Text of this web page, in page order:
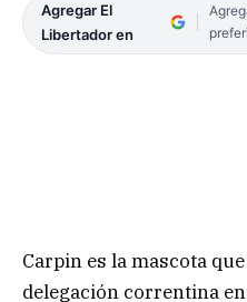
Agregar El
Libertador en
Carpin es la mascota
delegación correntina